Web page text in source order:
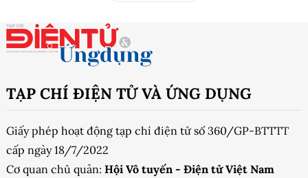
TẠP CHÍ ĐIỆN TỬ VÀ ỨNG DỤNG
Giấy phép hoạt động tạp chí điện tử số 360/GP-BTTTT
cấp ngày 18/7/2022
Cơ quan chủ quản: Hội Vô tuyến - Điện tử Việt Nam